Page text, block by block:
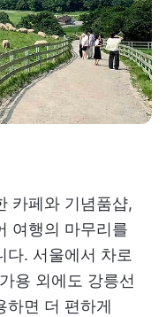
카페와 기념품샵,
여행의 마무리를
다. 서울에서 차로
용 외에도 강릉선
하면 더 편하게